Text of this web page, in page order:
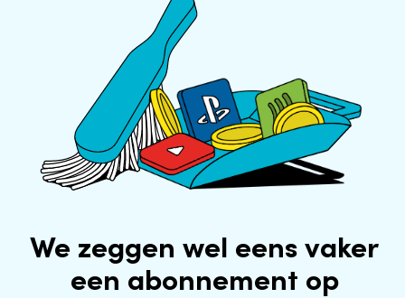
We zeggen wel eens vaker
een abonnement op